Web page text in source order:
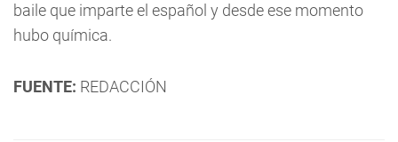
baile que imparte el español y desde ese momento
hubo química.
FUENTE: REDACCIÓN